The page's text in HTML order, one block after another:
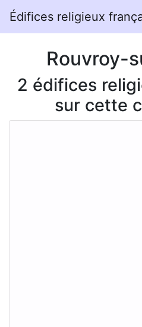
Édifices religieux
Rouvroy-
2 édifices
sur cette